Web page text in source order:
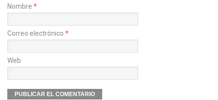
Nombre *
Correo electrónico *
Web